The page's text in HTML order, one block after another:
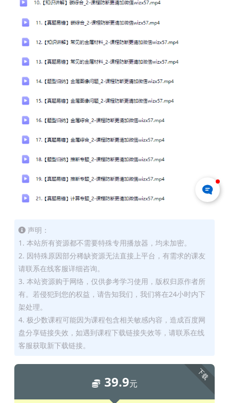
声明：
1. 本站所有资源都不需要特殊专用播放器，均未加密。
2. 因特殊原因部分稀缺资源无法直接上平台，有需求的课友
请联系在线客服详细咨询。
3. 本站资源购于网络，仅供参考学习使用，版权归原作者所
有。若侵犯到您的权益，请告知我们，我们将在24小时内下
架处理。
4. 极少数课程可能因为课程包含相关敏感内容，造成百度网
盘分享链接失效，如遇到课程下载链接失效等，请联系在线
客服获取新下载链接。
下载
39.9元